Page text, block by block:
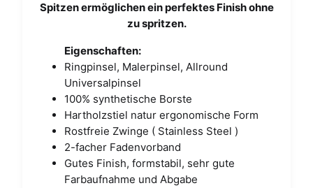
Spitzen ermöglichen ein perfektes Finish ohne
zu spritzen.
Eigenschaften:
Ringpinsel, Malerpinsel, Allround
Universalpinsel
100% synthetische Borste
Hartholzstiel natur ergonomische Form
Rostfreie Zwinge ( Stainless Steel )
2-facher Fadenvorband
Gutes Finish, formstabil, sehr gute
Farbaufnahme und Abgabe